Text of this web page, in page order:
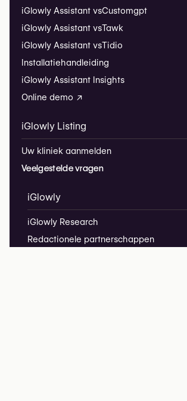
iGlowly Assistant vsCustomgpt
iGlowly Assistant vsTawk
iGlowly Assistant vsTidio
Installatiehandleiding
iGlowly Assistant Insights
Online demo ↗
iGlowly Listing
Uw kliniek aanmelden
Veelgestelde vragen
iGlowly
iGlowly Research
Redactionele partnerschappen